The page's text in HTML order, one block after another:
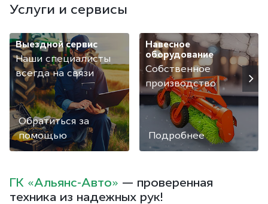
Услуги и сервисы
Выездной сервис
Наши специалисты
всегда на связи
Обратиться за
помощью
Навесное
оборудование
Собственное
производство
Подробнее
ГК «Альянс-Авто» — проверенная
техника из надежных рук!